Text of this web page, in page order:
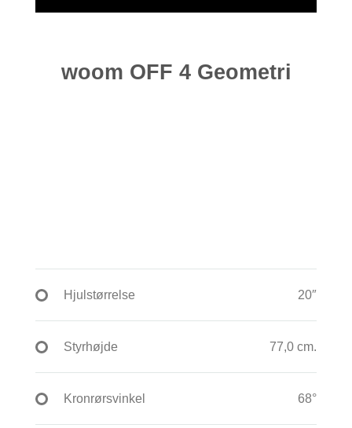
woom OFF 4 Geometri
Hjulstørrelse 20″
Styrhøjde 77,0 cm.
Kronrørsvinkel 68°